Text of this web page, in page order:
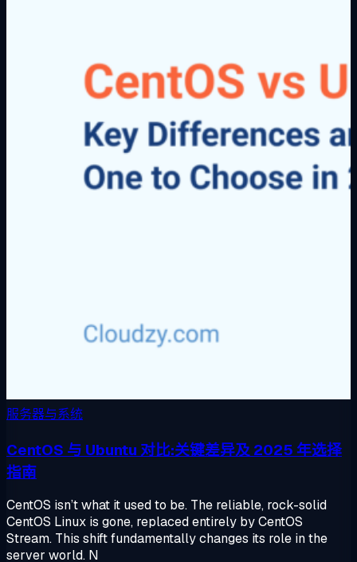
服务器与系统
CentOS 与 Ubuntu 对比:关键差异及 2025 年选择
指南
CentOS isn’t what it used to be. The reliable, rock-solid
CentOS Linux is gone, replaced entirely by CentOS
Stream. This shift fundamentally changes its role in the
server world. N